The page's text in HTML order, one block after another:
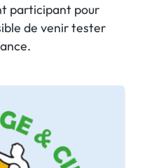
participant pour
de venir tester